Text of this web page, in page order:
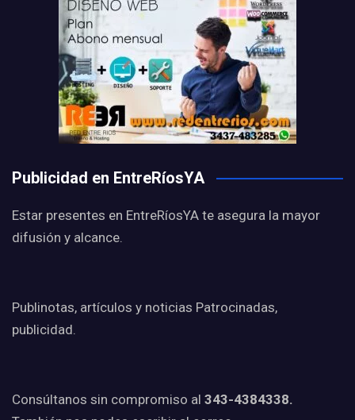
Publicidad en EntreRíosYA
Estar presentes en EntreRíosYA te asegura la mayor
difusión y alcance.
Publinotas, artículos y noticias Patrocinadas,
publicidad.
Consúltanos sin compromiso al 343-4384338.